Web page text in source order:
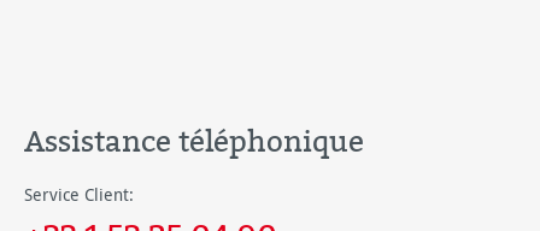
Assistance téléphonique
Service Client: